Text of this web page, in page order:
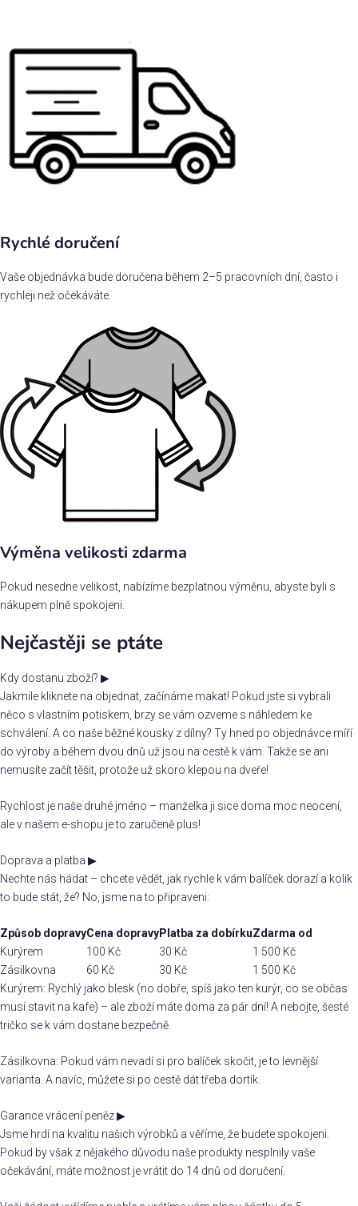
Rychlé doručení
Vaše objednávka bude doručena během 2–5 pracovních dní, často i
rychleji než očekáváte.
Výměna velikosti zdarma
Pokud nesedne velikost, nabízíme bezplatnou výměnu, abyste byli s
nákupem plně spokojeni.
Nejčastěji se ptáte
Kdy dostanu zboží? ▶
Jakmile kliknete na objednat, začínáme makat! Pokud jste si vybrali
něco s vlastním potiskem, brzy se vám ozveme s náhledem ke
schválení. A co naše běžné kousky z dílny? Ty hned po objednávce míří
do výroby a během dvou dnů už jsou na cestě k vám. Takže se ani
nemusíte začít těšit, protože už skoro klepou na dveře!
Rychlost je naše druhé jméno – manželka ji sice doma moc neocení,
ale v našem e-shopu je to zaručeně plus!
Doprava a platba ▶
Nechte nás hádat – chcete vědět, jak rychle k vám balíček dorazí a kolik
to bude stát, že? No, jsme na to připraveni:
Způsob dopravyCena dopravyPlatba za dobírkuZdarma od
Kurýrem
100 Kč 30 Kč
1 500 Kč
Zásilkovna
60 Kč 30 Kč
1 500 Kč
Kurýrem: Rychlý jako blesk (no dobře, spíš jako ten kurýr, co se občas
musí stavit na kafe) – ale zboží máte doma za pár dní! A nebojte, šesté
tričko se k vám dostane bezpečně.
Zásilkovna: Pokud vám nevadí si pro balíček skočit, je to levnější
varianta. A navíc, můžete si po cestě dát třeba dortík.
Garance vrácení peněz▶
Jsme hrdí na kvalitu našich výrobků a věříme, že budete spokojeni.
Pokud by však z nějakého důvodu naše produkty nesplnily vaše
očekávání, máte možnost je vrátit do 14 dnů od doručení.